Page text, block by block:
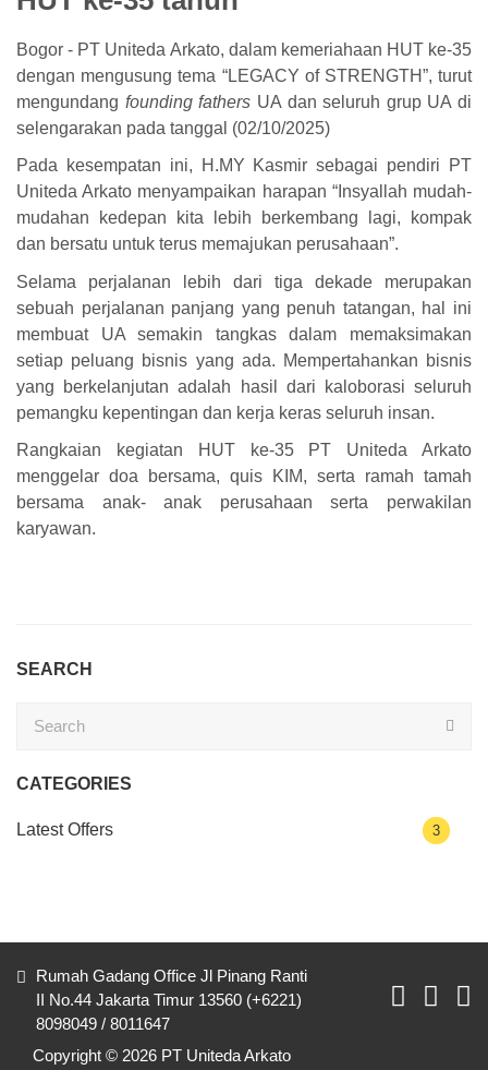
Bogor - PT Uniteda Arkato, dalam kemeriahaan HUT ke-35
dengan mengusung tema “LEGACY of STRENGTH”, turut
mengundang founding fathers UA dan seluruh grup UA di
selengarakan pada tanggal (02/10/2025)
Pada kesempatan ini, H.MY Kasmir sebagai pendiri PT
Uniteda Arkato menyampaikan harapan “Insyallah mudah-
mudahan kedepan kita lebih berkembang lagi, kompak
dan bersatu untuk terus memajukan perusahaan”.
Selama perjalanan lebih dari tiga dekade merupakan
sebuah perjalanan panjang yang penuh tatangan, hal ini
membuat UA semakin tangkas dalam memaksimakan
setiap peluang bisnis yang ada. Mempertahankan bisnis
yang berkelanjutan adalah hasil dari kaloborasi seluruh
pemangku kepentingan dan kerja keras seluruh insan.
Rangkaian kegiatan HUT ke-35 PT Uniteda Arkato
menggelar doa bersama, quis KIM, serta ramah tamah
bersama anak- anak perusahaan serta perwakilan
karyawan.
SEARCH
CATEGORIES
Latest Offers 3
Rumah Gadang Office Jl Pinang Ranti
II No.44 Jakarta Timur 13560 (+6221)
8098049 / 8011647
Copyright © 2026 PT Uniteda Arkato